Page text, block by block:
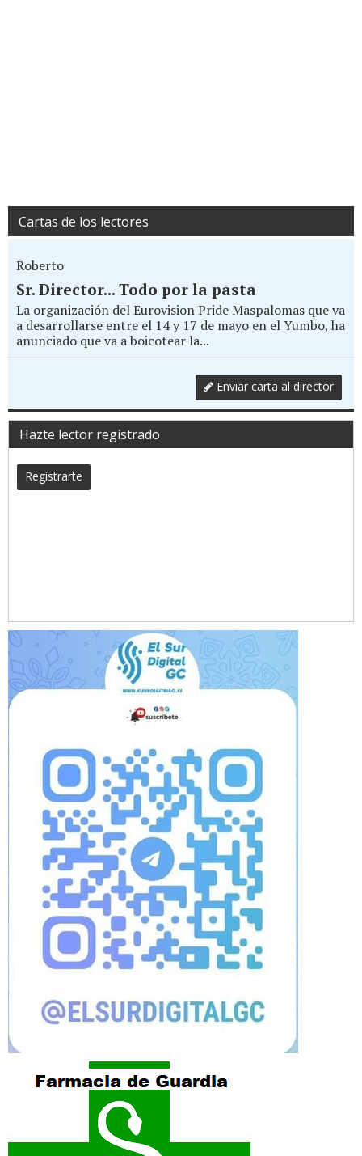
Cartas de los lectores
Roberto
Sr. Director... Todo por la pasta
La organización del Eurovision Pride Maspalomas que va
a desarrollarse entre el 14 y 17 de mayo en el Yumbo, ha
anunciado que va a boicotear la...
Enviar carta al director
Hazte lector registrado
Registrarte